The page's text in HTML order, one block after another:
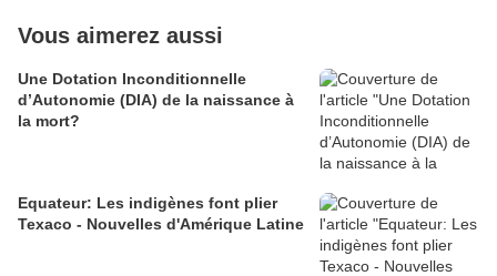
Vous aimerez aussi
Une Dotation Inconditionnelle
d’Autonomie (DIA) de la naissance à
la mort?
Equateur: Les indigènes font plier
Texaco - Nouvelles d'Amérique Latine